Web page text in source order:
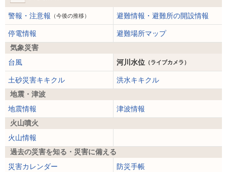
警報・注意報 （今後の推移） 避難情報・避難所の開設情報
停電情報
避難場所マップ
気象災害
台風
河川水位 （ライブカメラ）
土砂災害キキクル
洪水キキクル
地震・津波
地震情報
津波情報
火山噴火
火山情報
過去の災害を知る・災害に備える
災害カレンダー
防災手帳